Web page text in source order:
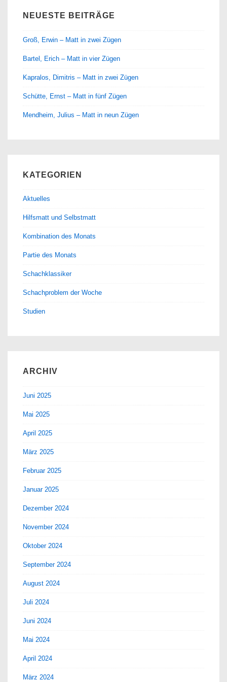
NEUESTE BEITRÄGE
Groß, Erwin – Matt in zwei Zügen
Bartel, Erich – Matt in vier Zügen
Kapralos, Dimitris – Matt in zwei Zügen
Schütte, Ernst – Matt in fünf Zügen
Mendheim, Julius – Matt in neun Zügen
KATEGORIEN
Aktuelles
Hilfsmatt und Selbstmatt
Kombination des Monats
Partie des Monats
Schachklassiker
Schachproblem der Woche
Studien
ARCHIV
Juni 2025
Mai 2025
April 2025
März 2025
Februar 2025
Januar 2025
Dezember 2024
November 2024
Oktober 2024
September 2024
August 2024
Juli 2024
Juni 2024
Mai 2024
April 2024
März 2024